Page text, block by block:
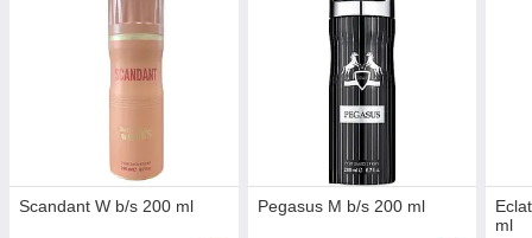
Scandant W b/s 200 ml Pegasus M b/s 200 ml
ml